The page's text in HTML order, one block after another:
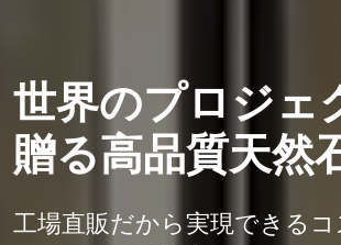
世界のプロジェ
贈る高品質天然
工場直販だから実現できる